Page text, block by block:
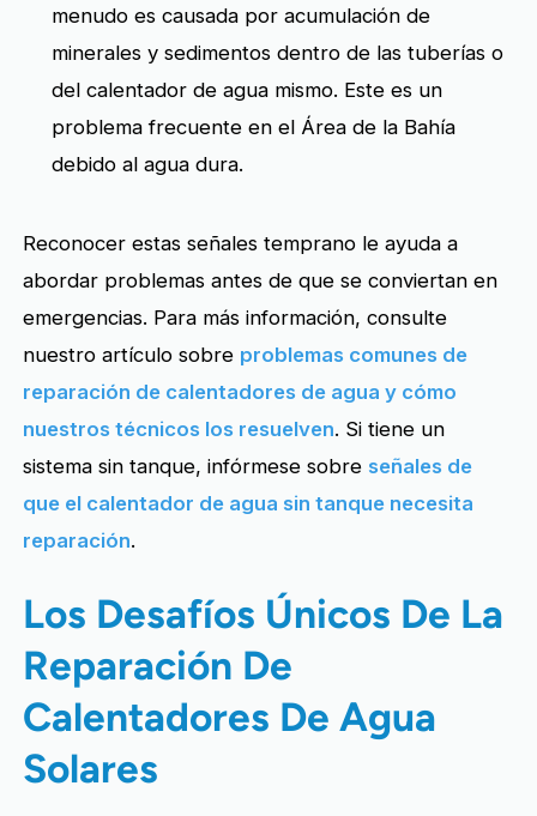
menudo es causada por acumulación de
minerales y sedimentos dentro de las tuberías o
del calentador de agua mismo. Este es un
problema frecuente en el Área de la Bahía
debido al agua dura.
Reconocer estas señales temprano le ayuda a
abordar problemas antes de que se conviertan en
emergencias. Para más información, consulte
nuestro artículo sobre problemas comunes de
reparación de calentadores de agua y cómo
nuestros técnicos los resuelven. Si tiene un
sistema sin tanque, infórmese sobre señales de
que el calentador de agua sin tanque necesita
reparación.
Los Desafíos Únicos De La
Reparación De
Calentadores De Agua
Solares